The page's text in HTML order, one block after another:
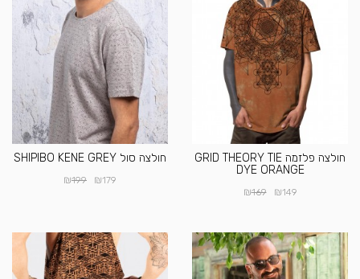
חולצה פלזמה GRID THEORY TIE
DYE ORANGE
₪149
₪169
חולצה סול SHIPIBO KENE GREY
₪179
₪199